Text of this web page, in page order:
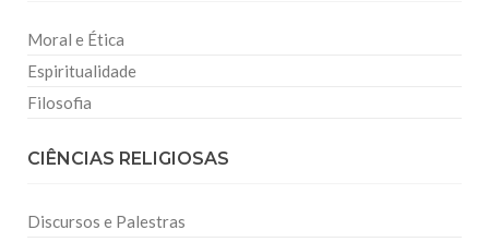
Moral e Ética
Espiritualidade
Filosofia
CIÊNCIAS RELIGIOSAS
Discursos e Palestras